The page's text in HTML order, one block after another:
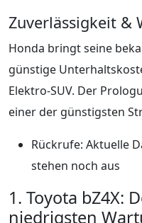
Zuverlässigkeit &
Honda bringt seine
günstige
Elektro-SUV. Der
einer der günstigsten
Rückrufe: Aktuelle
stehen noch aus
1. Toyota bZ4X:
niedrigsten